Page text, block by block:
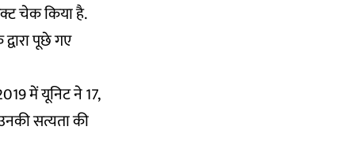
चेक किया है.
पूछे गए
में यूनिट ने 17,
सत्यता की